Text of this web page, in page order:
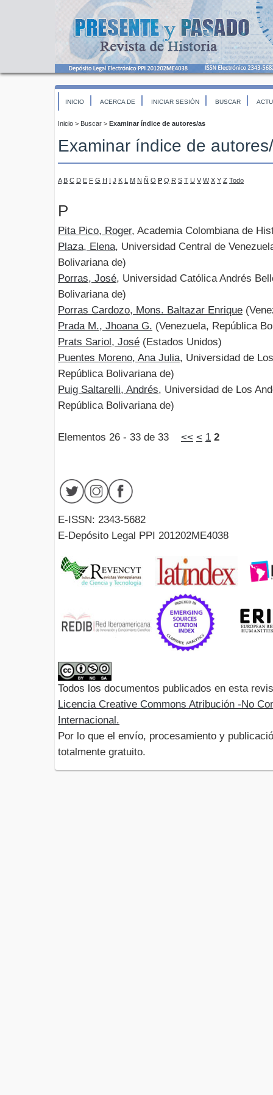
INICIO ACERCA DE INICIAR SESIÓN BUSCAR
Inicio > Buscar > Examinar índice de autores/as
Examinar índice de
A B C D E F G H I J K L M N Ñ O P Q R S T U V W X Y Z Todo
P
Pita Pico, Roger, Academia Colombiana de
Plaza, Elena, Universidad Central de
Bolivariana de)
Porras, José, Universidad Católica Andrés
Bolivariana de)
Porras Cardozo, Mons. Baltazar Enrique
Prada M., Jhoana G. (Venezuela, República
Prats Sariol, José (Estados Unidos)
Puentes Moreno, Ana Julia, Universidad de
República Bolivariana de)
Puig Saltarelli, Andrés, Universidad de Los
República Bolivariana de)
Elementos 26 - 33 de 33 << < 1 2
E-ISSN: 2343-5682
E-Depósito Legal PPI 201202ME4038
Todos los documentos publicados en esta
Licencia Creative Commons Atribución -No
Internacional.
Por lo que el envío, procesamiento y
totalmente gratuito.